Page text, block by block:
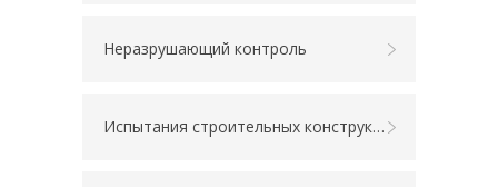
Неразрушающий контроль
Испытания строительных конструкций